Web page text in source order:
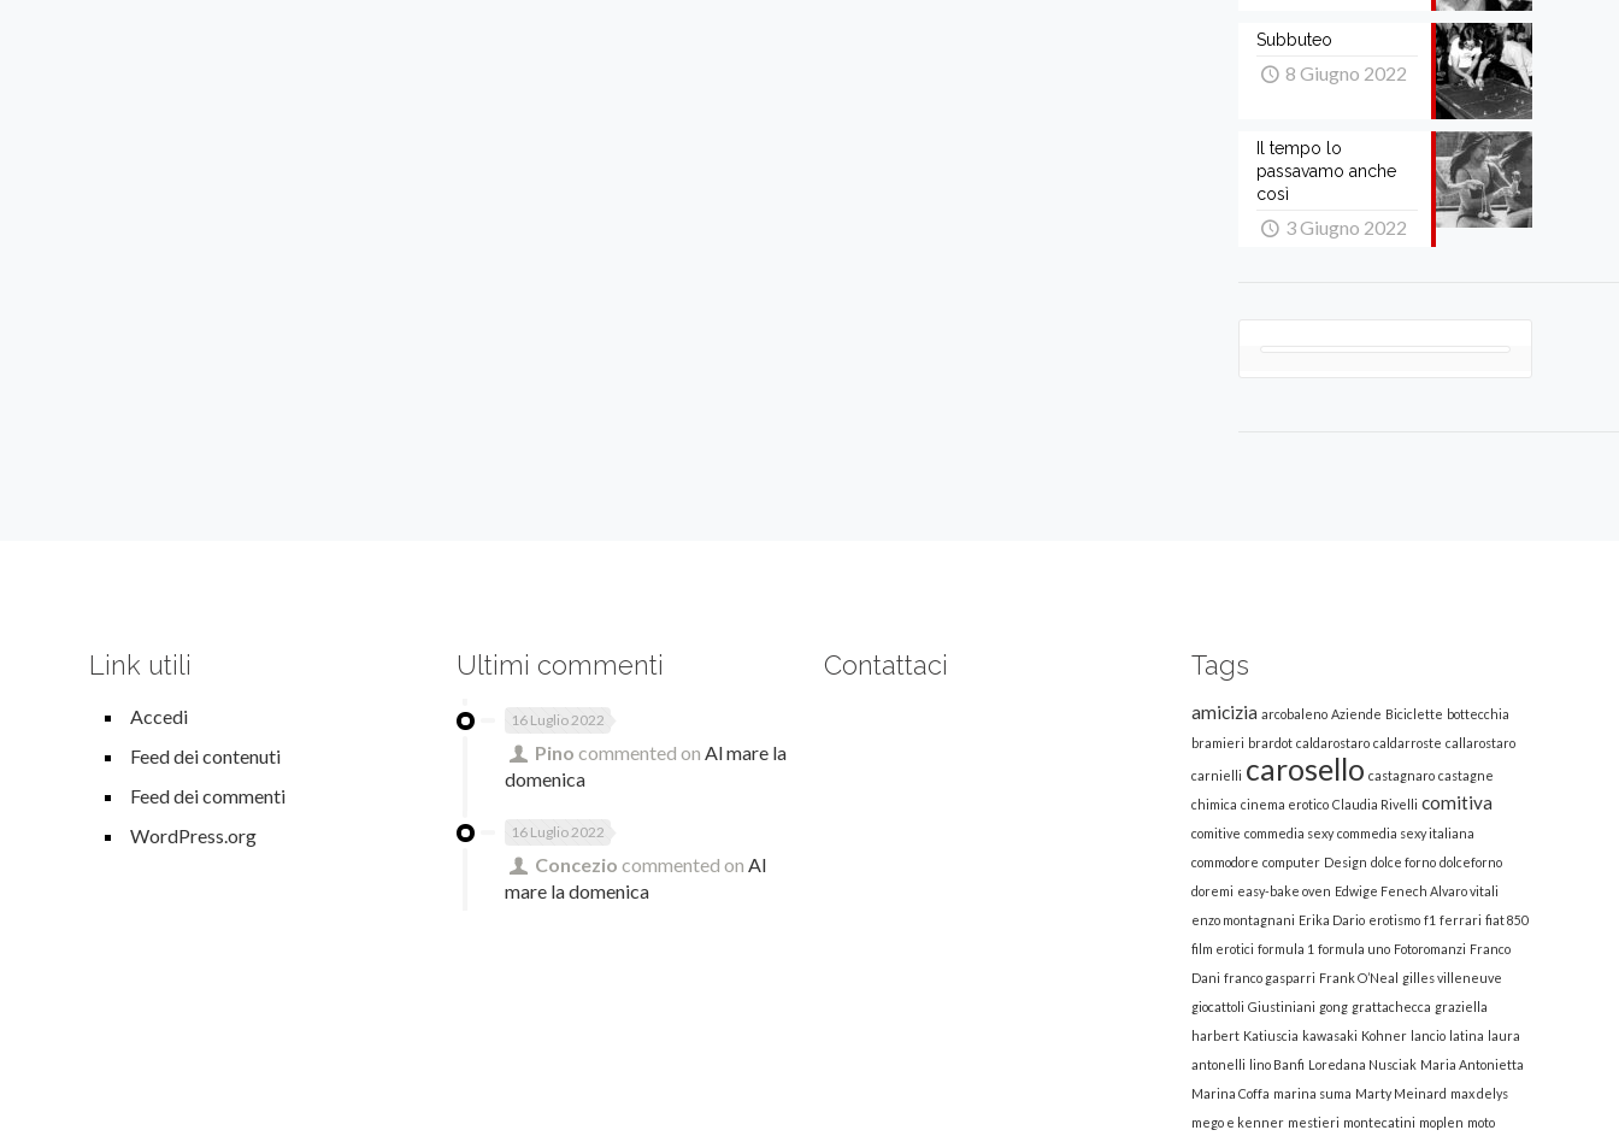
Subbuteo
8 Giugno 2022
Il tempo lo
passavamo anche
così
3 Giugno 2022
Link utili
Accedi
Feed dei contenuti
Feed dei commenti
WordPress.org
Ultimi commenti
16 Luglio 2022
Pino commented on Al mare la
domenica
16 Luglio 2022
Concezio commented on Al
mare la domenica
Contattaci Tags
amicizia arcobaleno Aziende Biciclette bottecchia
bramieri brardot caldarostaro caldarroste callarostaro
carnielli carosello castagnaro castagne
chimica cinema erotico Claudia Rivelli comitiva
comitive commedia sexy commedia sexy italiana
commodore computer Design dolce forno dolceforno
doremi easy-bake oven Edwige Fenech Alvaro vitali
enzo montagnani Erika Dario erotismo f1 ferrari fiat 850
film erotici formula 1 formula uno Fotoromanzi Franco
Dani franco gasparri Frank O’Neal gilles villeneuve
giocattoli Giustiniani gong grattachecca graziella
harbert Katiuscia kawasaki Kohner lancio latina laura
antonelli lino Banfi Loredana Nusciak Maria Antonietta
Marina Coffa marina suma Marty Meinard max delys
mego e kenner mestieri montecatini moplen moto